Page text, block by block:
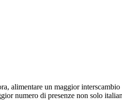
alimentare un maggior
numero di presenze non solo